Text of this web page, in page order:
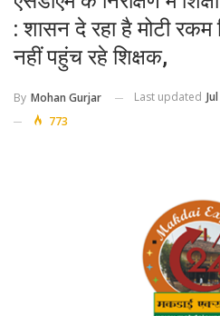
: शासन दे रहा है मोटी
नहीं पहुंच रहे शिक्षक,
By Mohan Gurjar Last updated
773